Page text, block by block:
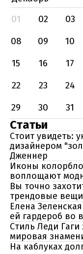
01
02 03
08
09 10
15
16 17
22
23 24
29
30 31
Статьи
Стоит увидеть:
дизайнером
Дженнер
Иконы
воплощают
Вы точно
трендовые
Елена
ей гардероб во
Стиль Леди Гаги
мировая
На каблуках